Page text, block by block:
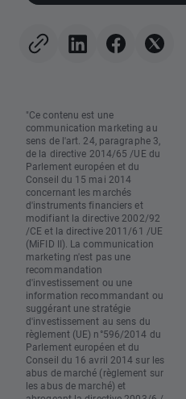
"Ce contenu est une
communication marketing au
sens de l'art. 24, paragraphe 3,
de la directive 2014/65 /UE du
Parlement européen et du
Conseil du 15 mai 2014
concernant les marchés
d'instruments financiers et
modifiant la directive 2002/92
/CE et la directive 2011/61 /UE
(MiFID II). La communication
marketing n'est pas une
recommandation
d'investissement ou une
information recommandant ou
suggérant une stratégie
d'investissement au sens du
règlement (UE) n°596/2014 du
Parlement européen et du
Conseil du 16 avril 2014 sur les
abus de marché (règlement sur
les abus de marché) et